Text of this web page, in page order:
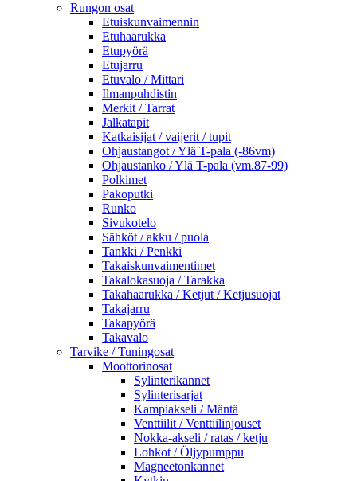
Rungon osat
Etuiskunvaimennin
Etuhaarukka
Etupyörä
Etujarru
Etuvalo / Mittari
Ilmanpuhdistin
Merkit / Tarrat
Jalkatapit
Katkaisijat / vaijerit / tupit
Ohjaustangot / Ylä T-pala (-86vm)
Ohjaustanko / Ylä T-pala (vm.87-99)
Polkimet
Pakoputki
Runko
Sivukotelo
Sähköt / akku / puola
Tankki / Penkki
Takaiskunvaimentimet
Takalokasuoja / Tarakka
Takahaarukka / Ketjut / Ketjusuojat
Takajarru
Takapyörä
Takavalo
Tarvike / Tuningosat
Moottorinosat
Sylinterikannet
Sylinterisarjat
Kampiakseli / Mäntä
Venttiilit / Venttiilinjouset
Nokka-akseli / ratas / ketju
Lohkot / Öljypumppu
Magneetonkannet